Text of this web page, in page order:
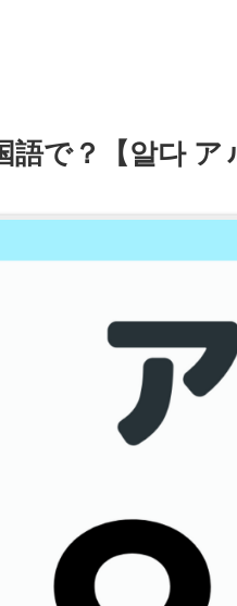
語で？【알다